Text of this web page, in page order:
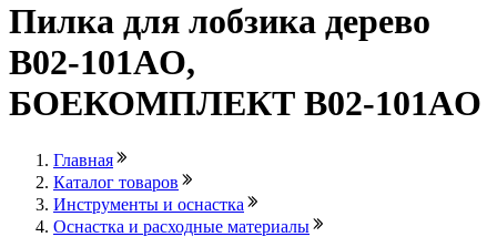
Пилка для лобзика дерево
B02-101AO,
БОЕКОМПЛЕКТ B02-101AO
Главная
Каталог товаров
Инструменты и оснастка
Оснастка и расходные материалы